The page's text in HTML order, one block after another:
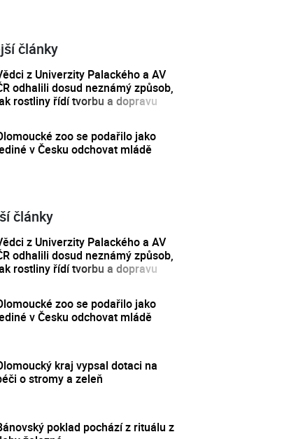
články
z Univerzity Palackého a AV
odhalili dosud neznámý způsob,
rostliny řídí tvorbu a dopravu
zoo se podařilo jako
v Česku odchovat mládě
články
z Univerzity Palackého a AV
odhalili dosud neznámý způsob,
rostliny řídí tvorbu a dopravu
zoo se podařilo jako
v Česku odchovat mládě
kraj vypsal dotaci na
o stromy a zeleň
poklad pochází z rituálu z